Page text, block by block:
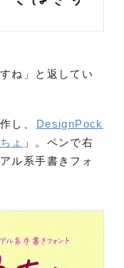
ね」と返してい
し、
DesignPock
ょ
」。ペンで右
ル系手書きフォ